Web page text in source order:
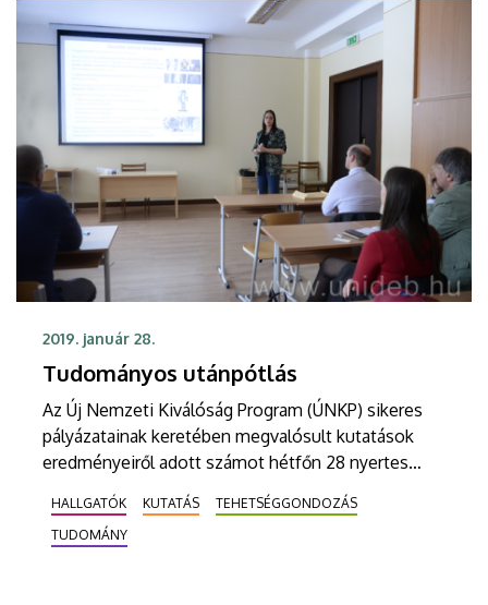
2019. január 28.
Tudományos utánpótlás
Az Új Nemzeti Kiválóság Program (ÚNKP) sikeres
pályázatainak keretében megvalósult kutatások
eredményeiről adott számot hétfőn 28 nyertes
pályázó a Debreceni Egyetem Tudományos
Igazgatóságának konferenciáján.
HALLGATÓK KUTATÁS
TEHETSÉGGONDOZÁS
TUDOMÁNY